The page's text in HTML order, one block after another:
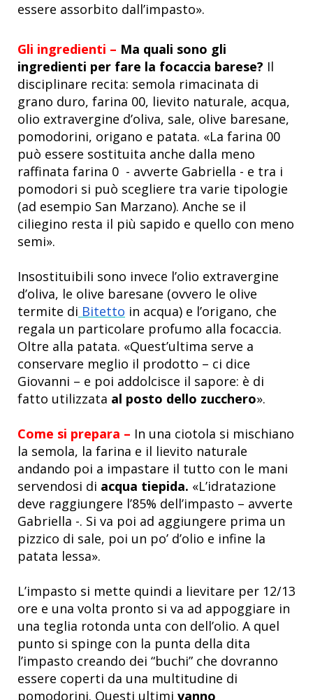
essere assorbito dall’impasto».
Gli ingredienti – Ma quali sono gli
ingredienti per fare la focaccia barese? Il
disciplinare recita: semola rimacinata di
grano duro, farina 00, lievito naturale, acqua,
olio extravergine d’oliva, sale, olive baresane,
pomodorini, origano e patata. «La farina 00
può essere sostituita anche dalla meno
raffinata farina 0 - avverte Gabriella - e tra i
pomodori si può scegliere tra varie tipologie
(ad esempio San Marzano). Anche se il
ciliegino resta il più sapido e quello con meno
semi».
Insostituibili sono invece l’olio extravergine
d’oliva, le olive baresane (ovvero le olive
termite di Bitetto in acqua) e l’origano, che
regala un particolare profumo alla focaccia.
Oltre alla patata. «Quest’ultima serve a
conservare meglio il prodotto – ci dice
Giovanni – e poi addolcisce il sapore: è di
fatto utilizzata al posto dello zucchero».
Come si prepara – In una ciotola si mischiano
la semola, la farina e il lievito naturale
andando poi a impastare il tutto con le mani
servendosi di acqua tiepida. «L’idratazione
deve raggiungere l’85% dell’impasto – avverte
Gabriella -. Si va poi ad aggiungere prima un
pizzico di sale, poi un po’ d’olio e infine la
patata lessa».
L’impasto si mette quindi a lievitare per 12/13
ore e una volta pronto si va ad appoggiare in
una teglia rotonda unta con dell’olio. A quel
punto si spinge con la punta della dita
l’impasto creando dei “buchi” che dovranno
essere coperti da una multitudine di
pomodorini. Questi ultimi vanno